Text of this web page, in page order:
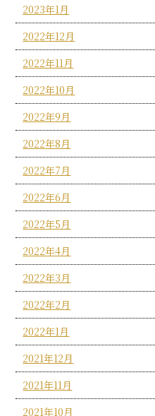
2023年1月
2022年12月
2022年11月
2022年10月
2022年9月
2022年8月
2022年7月
2022年6月
2022年5月
2022年4月
2022年3月
2022年2月
2022年1月
2021年12月
2021年11月
2021年10月